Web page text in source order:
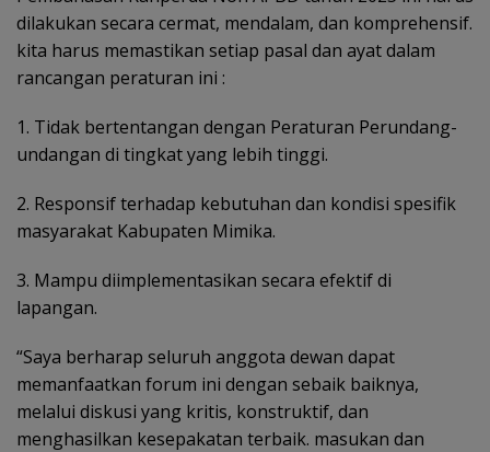
dilakukan secara cermat, mendalam, dan komprehensif.
kita harus memastikan setiap pasal dan ayat dalam
rancangan peraturan ini :
1. Tidak bertentangan dengan Peraturan Perundang-
undangan di tingkat yang lebih tinggi.
2. Responsif terhadap kebutuhan dan kondisi spesifik
masyarakat Kabupaten Mimika.
3. Mampu diimplementasikan secara efektif di
lapangan.
“Saya berharap seluruh anggota dewan dapat
memanfaatkan forum ini dengan sebaik baiknya,
melalui diskusi yang kritis, konstruktif, dan
menghasilkan kesepakatan terbaik. masukan dan